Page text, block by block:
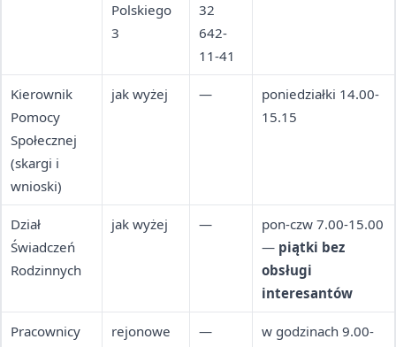
Polskiego
3
32
642-
11-41
Kierownik
Pomocy
Społecznej
(skargi i
wnioski)
jak wyżej —
poniedziałki 14.00-
15.15
Dział
Świadczeń
Rodzinnych
jak wyżej —
pon-czw 7.00-15.00
— piątki bez
obsługi
interesantów
Pracownicy
rejonowe
—
w godzinach 9.00-